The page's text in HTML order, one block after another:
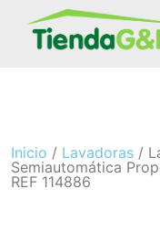
Inicio / Lavadoras /
Semiautomática
REF 114886